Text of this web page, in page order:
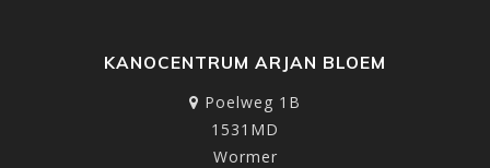
KANOCENTRUM ARJAN BLOEM
Poelweg 1B
1531MD
Wormer